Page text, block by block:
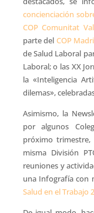
concienciación
COP Comunitat
parte del COP
de Salud Laboral
Laboral; o las XX
la «Inteligencia
dilemas»,
Asimismo, la
por algunos
próximo
misma División
reuniones y
una Infografía con
Salud en el Trabajo